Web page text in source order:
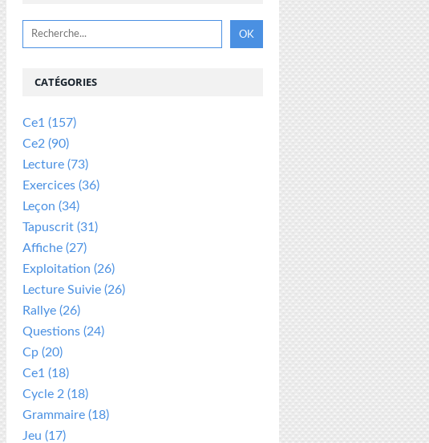
CATÉGORIES
Ce1 (157)
Ce2 (90)
Lecture (73)
Exercices (36)
Leçon (34)
Tapuscrit (31)
Affiche (27)
Exploitation (26)
Lecture Suivie (26)
Rallye (26)
Questions (24)
Cp (20)
Ce1 (18)
Cycle 2 (18)
Grammaire (18)
Jeu (17)